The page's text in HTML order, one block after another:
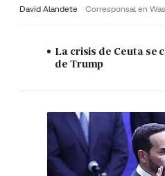
David Alandete Corresponsal en
La crisis de Ceuta se
de Trump